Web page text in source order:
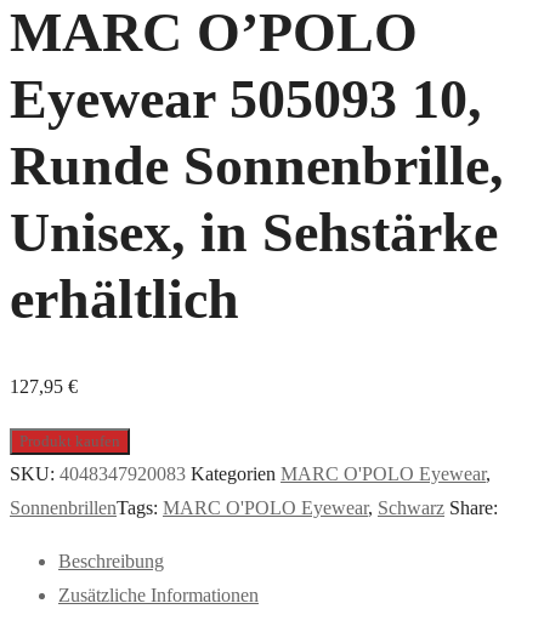
MARC O’POLO
Eyewear 505093 10,
Runde Sonnenbrille,
Unisex, in Sehstärke
erhältlich
127,95 €
Produkt kaufen
SKU: 4048347920083 Kategorien MARC O'POLO Eyewear,
SonnenbrillenTags: MARC O'POLO Eyewear, Schwarz Share:
Beschreibung
Zusätzliche Informationen